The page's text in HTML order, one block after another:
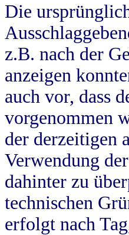
Die
z.B. nach der
anzeigen
auch vor, dass
vorgenommen
der derzeitigen
Verwendung
dahinter zu
technischen
erfolgt nach